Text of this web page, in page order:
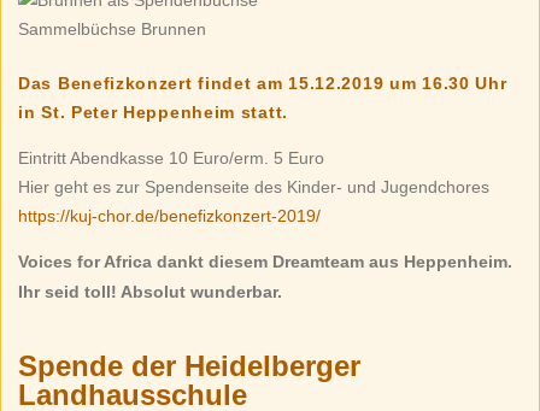
Sammelbüchse Brunnen
Das Benefizkonzert findet am 15.12.2019 um 16.30 Uhr
in St. Peter Heppenheim statt.
Eintritt Abendkasse 10 Euro/erm. 5 Euro
Hier geht es zur Spendenseite des Kinder- und Jugendchores
https://kuj-chor.de/benefizkonzert-2019/
Voices for Africa dankt diesem Dreamteam aus Heppenheim.
Ihr seid toll! Absolut wunderbar.
Spende der Heidelberger
Landhausschule